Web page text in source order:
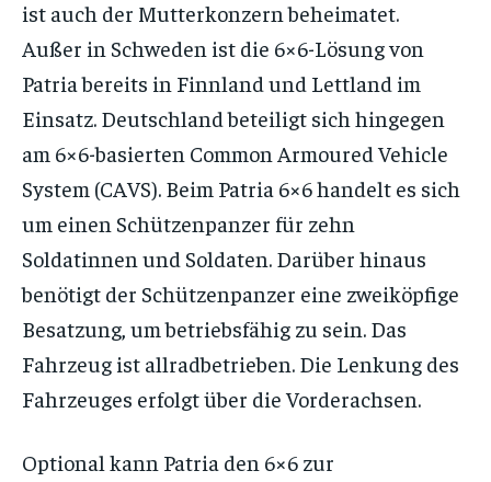
ist auch der Mutterkonzern beheimatet.
Außer in Schweden ist die 6×6-Lösung von
Patria bereits in Finnland und Lettland im
Einsatz. Deutschland beteiligt sich hingegen
am 6×6-basierten Common Armoured Vehicle
System (CAVS). Beim Patria 6×6 handelt es sich
um einen Schützenpanzer für zehn
Soldatinnen und Soldaten. Darüber hinaus
benötigt der Schützenpanzer eine zweiköpfige
Besatzung, um betriebsfähig zu sein. Das
Fahrzeug ist allradbetrieben. Die Lenkung des
Fahrzeuges erfolgt über die Vorderachsen.
Optional kann Patria den 6×6 zur